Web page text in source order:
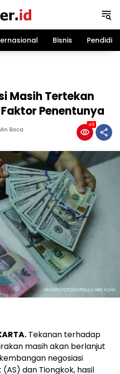
Bisnis
Masih Tertekan
Penentunya
Baca
49
Tekanan terhadap
masih akan berlanjut
negosiasi
dan Tiongkok, hasil